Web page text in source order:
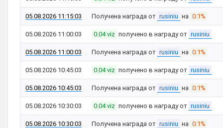
05.08.2026 11:15:03 Получена награда от rusiniu на 0.1%
05.08.2026 11:00:03 0.04 viz получено в награду от rusiniu
05.08.2026 11:00:03 Получена награда от rusiniu на 0.1%
05.08.2026 10:45:03 0.04 viz получено в награду от rusiniu
05.08.2026 10:45:03 Получена награда от rusiniu на 0.1%
05.08.2026 10:30:03 0.04 viz получено в награду от rusiniu
05.08.2026 10:30:03 Получена награда от rusiniu на 0.1%